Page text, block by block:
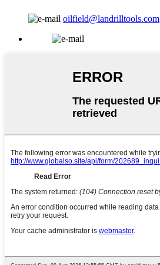
oilfield@landrilltools.com